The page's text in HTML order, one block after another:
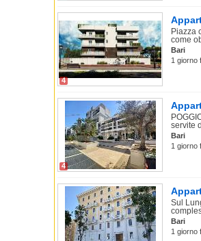
4
Piazza
come
Bari
1 giorno
4
servite
Bari
1 giorno
Sul
Bari
1 giorno